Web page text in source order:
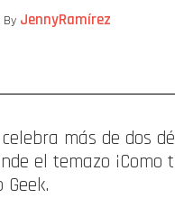
By JennyRamírez
celebra más de dos
el temazo